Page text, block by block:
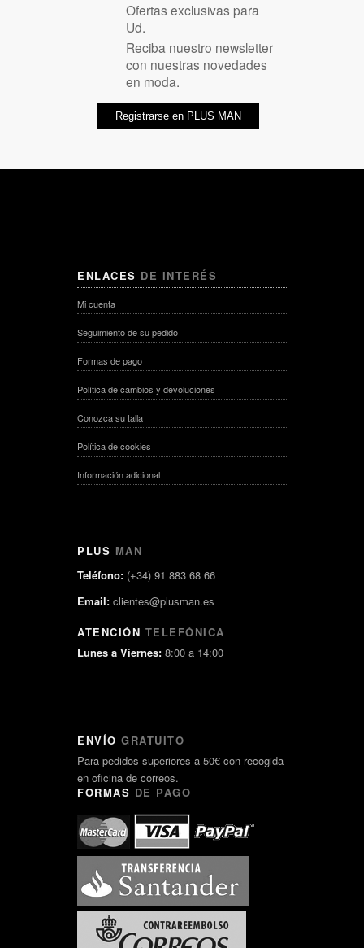
Ofertas exclusivas para
Ud.
Reciba nuestro newsletter
con nuestras novedades
en moda.
ENLACES DE INTERÉS
Mi cuenta
Seguimiento de su pedido
Formas de pago
Política de cambios y devoluciones
Conozca su talla
Política de cookies
Información adicional
PLUS MAN
Teléfono: (+34) 91 883 68 66
Email: clientes@plusman.es
ATENCIÓN TELEFÓNICA
Lunes a Viernes: 8:00 a 14:00
ENVÍO GRATUITO
Para pedidos superiores a 50€ con recogida
en oficina de correos.
FORMAS DE PAGO